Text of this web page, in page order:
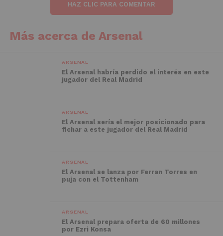
HAZ CLIC PARA COMENTAR
Más acerca de Arsenal
ARSENAL
El Arsenal habría perdido el interés en este
jugador del Real Madrid
ARSENAL
El Arsenal sería el mejor posicionado para
fichar a este jugador del Real Madrid
ARSENAL
El Arsenal se lanza por Ferran Torres en
puja con el Tottenham
ARSENAL
El Arsenal prepara oferta de 60 millones
por Ezri Konsa